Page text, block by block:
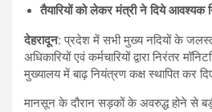
तैयारियों को लेकर मंत्री ने दिये आवश्यक
देहरादून: प्रदेश में सभी मुख्य नदियों के
अधिकारियों एवं कर्मचारियों द्वारा निरंतर
मुख्यालय में बाढ़ नियंत्रण कक्ष स्थापित कर
मानसून के दौरान सड़कों के अवरुद्ध होने से